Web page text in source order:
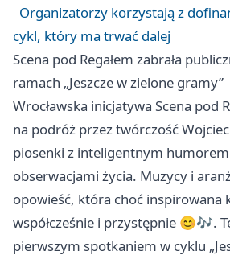
Organizatorzy korzystają z
cykl, który ma trwać dalej
Scena pod Regałem zabrała
ramach „Jeszcze w zielone gramy”
Wrocławska inicjatywa Scena pod
na podróż przez twórczość
piosenki z inteligentnym
obserwacjami życia. Muzycy i
opowieść, która choć inspirowana
współcześnie i przystępnie 😊🎶.
pierwszym spotkaniem w cyklu